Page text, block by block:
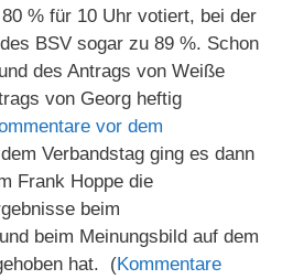
% für 10 Uhr votiert, bei der
BSV sogar zu 89 %. Schon
des Antrags von Weiße
von Georg heftig
vor dem
Verbandstag ging es dann
Frank Hoppe die
beim
beim Meinungsbild auf dem
hat. (Kommentare